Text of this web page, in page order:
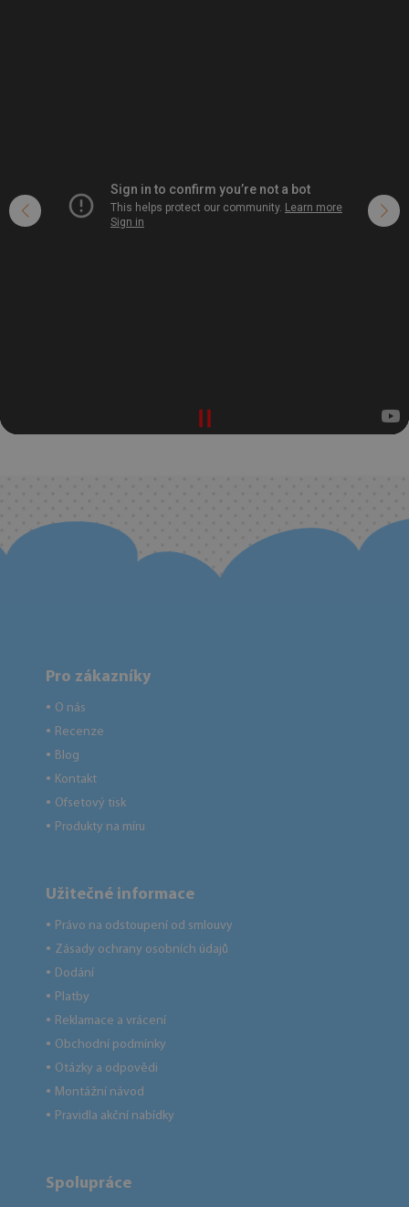
Pro zákazníky
● O nás
● Recenze
● Blog
● Kontakt
● Ofsetový tisk
● Produkty na míru
Užitečné informace
● Právo na odstoupení od smlouvy
● Zásady ochrany osobních údajů
● Dodání
● Platby
● Reklamace a vrácení
● Obchodní podmínky
● Otázky a odpovědi
● Montážní návod
● Pravidla akční nabídky
Spolupráce